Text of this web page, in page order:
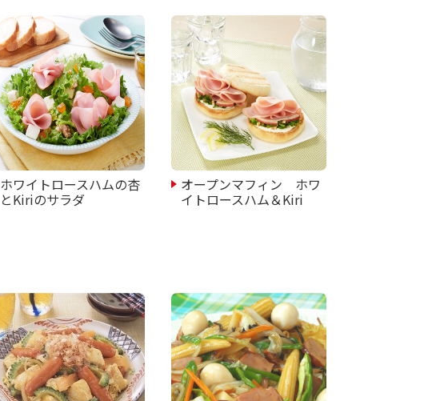
ホワイトロースハムの杏
とKiriのサラダ
オープンマフィン ホワ
イトロースハム＆Kiri